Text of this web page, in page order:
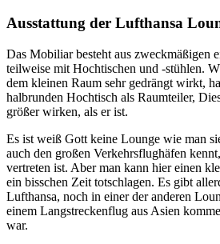
Ausstattung der Lufthansa
Das Mobiliar besteht aus zweckmäßigen
teilweise mit Hochtischen und -stühlen.
dem kleinen Raum sehr gedrängt wirkt,
halbrunden Hochtisch als Raumteiler,
größer wirken, als er ist.
Es ist weiß Gott keine Lounge wie man
auch den großen Verkehrsflughäfen
vertreten ist. Aber man kann hier einen
ein bisschen Zeit totschlagen. Es gibt
Lufthansa, noch in einer der anderen
einem Langstreckenflug aus Asien
war.